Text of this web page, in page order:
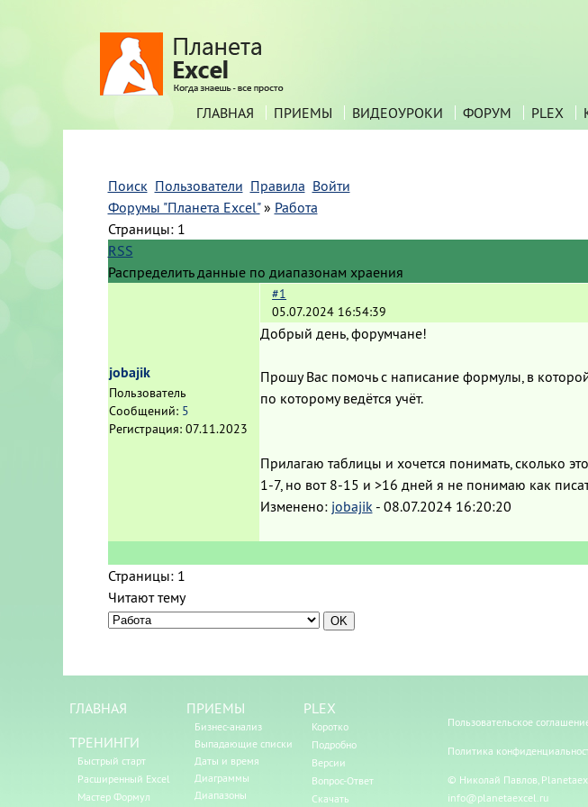
ГЛАВНАЯ ПРИЕМЫ ВИДЕОУРОКИ ФОРУМ PLEX
Поиск Пользователи Правила Войти
Форумы "Планета Excel" » Работа
Страницы: 1
RSS
Распределить данные по диапазонам храения
jobajik
Пользователь
Сообщений: 5
Регистрация: 07.11.2023
#1
05.07.2024 16:54:39
Добрый день, форумчане!
Прошу Вас помочь с написание формулы, в
по которому ведётся учёт.
Прилагаю таблицы и хочется понимать, сколько
1-7, но вот 8-15 и >16 дней я не понимаю как
Изменено: jobajik - 08.07.2024 16:20:20
Страницы: 1
Читают тему
ГЛАВНАЯ
ТРЕНИНГИ
Быстрый старт
Расширенный Excel
Мастер Формул
ПРИЕМЫ
Бизнес-анализ
Выпадающие списки
Даты и время
Диаграммы
Диапазоны
PLEX
Коротко
Подробно
Версии
Вопрос-Ответ
Скачать
Пользовательское
Политика
© Николай Павлов,
info@planetaexcel.ru